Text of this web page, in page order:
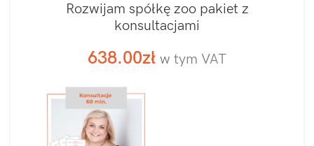
Rozwijam spółkę zoo pakiet z
konsultacjami
638.00zł w tym VAT